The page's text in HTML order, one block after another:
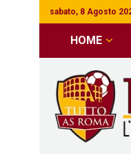
sabato, 8 Agosto
HOME